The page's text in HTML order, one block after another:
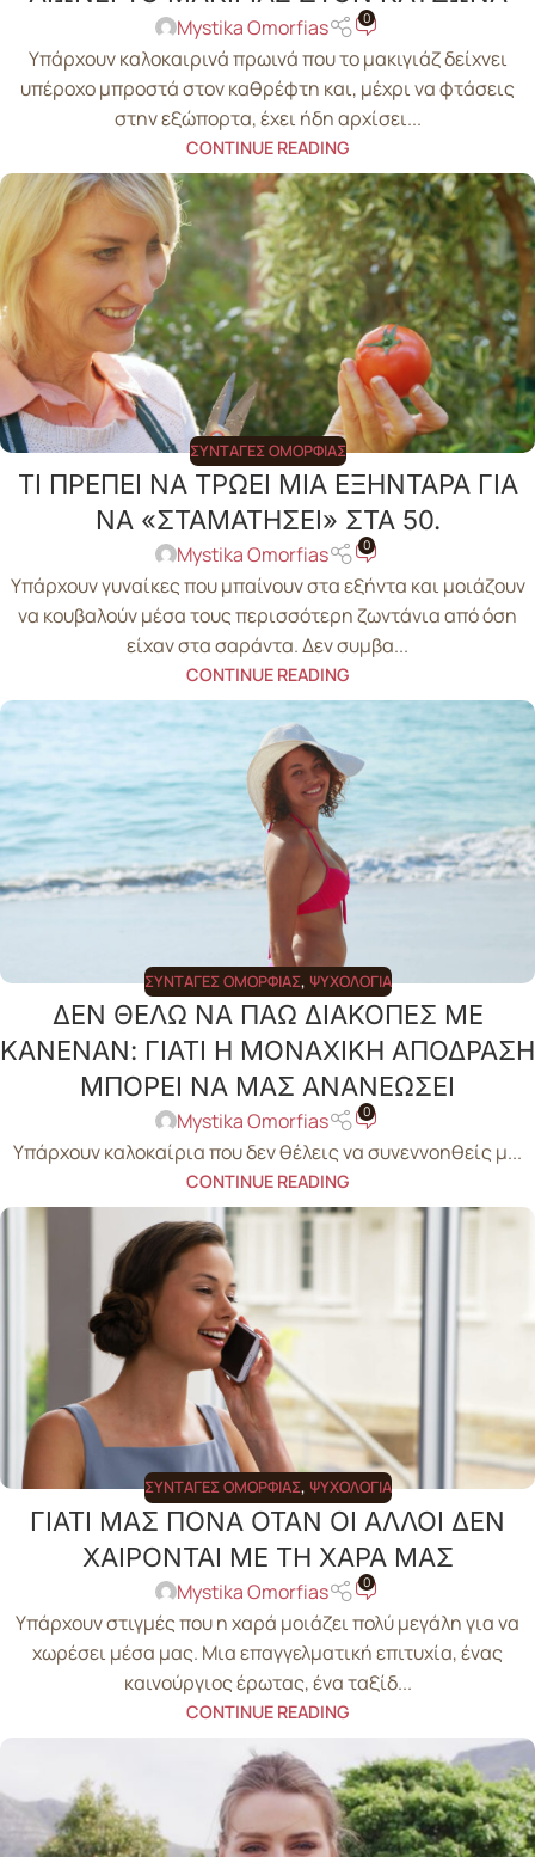
Mystika Omorfias 0
Υπάρχουν καλοκαιρινά πρωινά που το μακιγιάζ δείχνει
υπέροχο μπροστά στον καθρέφτη και, μέχρι να φτάσεις
στην εξώπορτα, έχει ήδη αρχίσει...
CONTINUE READING
ΣΥΝΤΑΓΈΣ ΟΜΟΡΦΙΆΣ
ΤΙ ΠΡΕΠΕΙ ΝΑ ΤΡΩΕΙ ΜΙΑ ΕΞΗΝΤΑΡΑ ΓΙΑ
ΝΑ «ΣΤΑΜΑΤΗΣΕΙ» ΣΤΑ 50.
Mystika Omorfias 0
Υπάρχουν γυναίκες που μπαίνουν στα εξήντα και μοιάζουν
να κουβαλούν μέσα τους περισσότερη ζωντάνια από όση
είχαν στα σαράντα. Δεν συμβα...
CONTINUE READING
ΣΥΝΤΑΓΈΣ ΟΜΟΡΦΙΆΣ, ΨΥΧΟΛΟΓΊΑ
ΔΕΝ ΘΕΛΩ ΝΑ ΠΑΩ ΔΙΑΚΟΠΕΣ ΜΕ
ΚΑΝΕΝΑΝ: ΓΙΑΤΙ Η ΜΟΝΑΧΙΚΗ ΑΠΟΔΡΑΣΗ
ΜΠΟΡΕΙ ΝΑ ΜΑΣ ΑΝΑΝΕΩΣΕΙ
Mystika Omorfias 0
Υπάρχουν καλοκαίρια που δεν θέλεις να συνεννοηθείς μ...
CONTINUE READING
ΣΥΝΤΑΓΈΣ ΟΜΟΡΦΙΆΣ, ΨΥΧΟΛΟΓΊΑ
ΓΙΑΤΙ ΜΑΣ ΠΟΝΑ ΟΤΑΝ ΟΙ ΑΛΛΟΙ ΔΕΝ
ΧΑΙΡΟΝΤΑΙ ΜΕ ΤΗ ΧΑΡΑ ΜΑΣ
Mystika Omorfias 0
Υπάρχουν στιγμές που η χαρά μοιάζει πολύ μεγάλη για να
χωρέσει μέσα μας. Μια επαγγελματική επιτυχία, ένας
καινούργιος έρωτας, ένα ταξίδ...
CONTINUE READING